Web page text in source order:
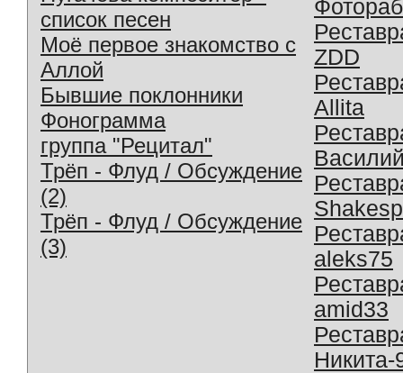
список песен
Моё первое знакомство с
Аллой
Бывшие поклонники
Фонограмма
группа "Рецитал"
Трёп - Флуд / Обсуждение
(2)
Трёп - Флуд / Обсуждение
(3)
ZDD
Allita
aleks75
amid33
Никита-